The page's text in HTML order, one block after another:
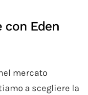
Eden
mercato
a scegliere la